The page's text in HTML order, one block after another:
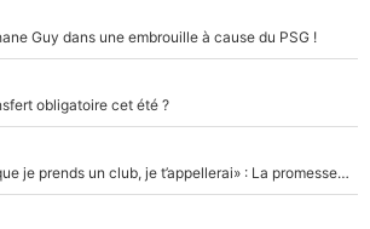
Guy dans une embrouille à cause du PSG !
obligatoire cet été ?
Mercato - OM - «Dès que je prends un club, je t’appellerai» : La promesse de Marcelino au moment de claquer la porte